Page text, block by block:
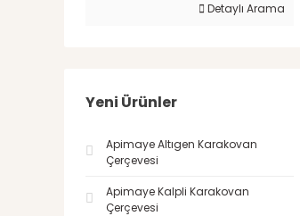
Detaylı Arama
Yeni Ürünler
Apimaye Altıgen Karakovan
Çerçevesi
Apimaye Kalpli Karakovan
Çerçevesi